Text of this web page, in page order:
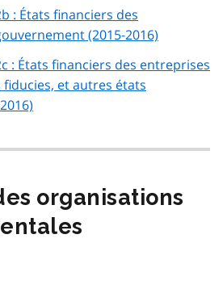
: États financiers des
(2015-2016)
: États financiers des entreprises
et autres états
organisations